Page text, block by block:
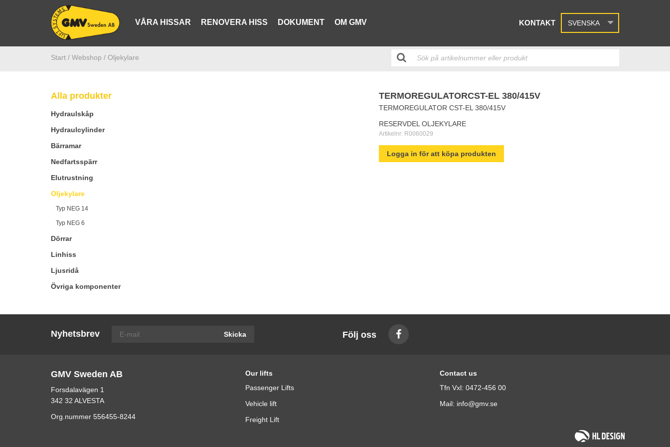
VÅRA HISSAR RENOVERA HISS DOKUMENT OM GMV KONTAKT SVENSKA
Start / Webshop / Oljekylare
Alla produkter
Hydraulskåp
Hydraulcylinder
Bärramar
Nedfartsspärr
Elutrustning
Oljekylare
Typ NEG 14
Typ NEG 6
Dörrar
Linhiss
Ljusridå
Övriga komponenter
TERMOREGULATORCST-EL 380/415V
TERMOREGULATOR CST-EL 380/415V
RESERVDEL OLJEKYLARE
Artikelnr: R0060029
Logga in för att köpa produkten
Nyhetsbrev Skicka Följ oss
GMV Sweden AB
Forsdalavägen 1
342 32 ALVESTA
Org.nummer 556455-8244
Our lifts
Passenger Lifts
Vehicle lift
Freight Lift
Contact us
Tfn Vxl: 0472-456 00
Mail: info@gmv.se